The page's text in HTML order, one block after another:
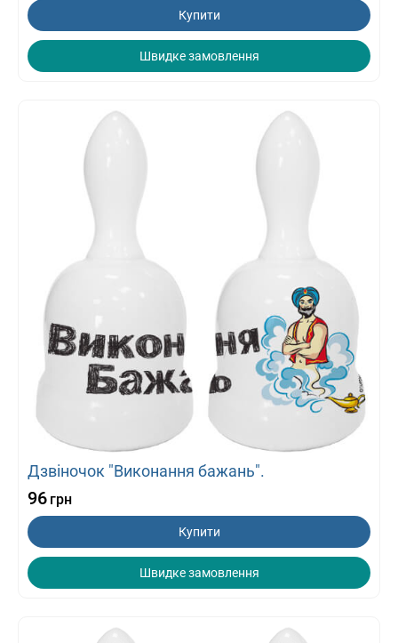
Купити
Швидке замовлення
Дзвіночок "Виконання бажань".
96 грн
Купити
Швидке замовлення